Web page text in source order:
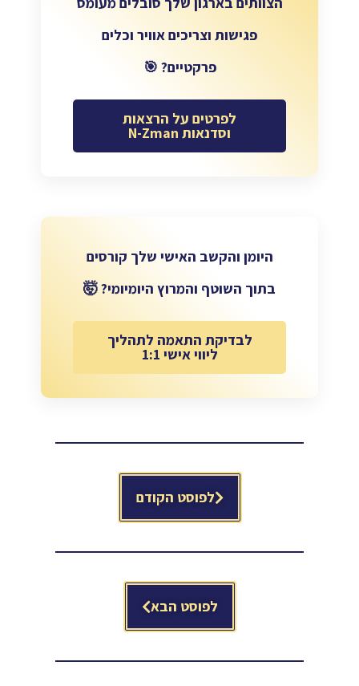
פגישות וצריכים אוויר וכלים
פרקטיים? 🎯
לפרטים על הרצאות
וסדנאות N-Zman
היומן והקשב האישי שלך קורסים
בתוך השוטף והמרוץ היומיומי? 🤯
לבדיקת התאמה לתהליך
ליווי אישי 1:1
לפוסט הקודם
לפוסט הבא